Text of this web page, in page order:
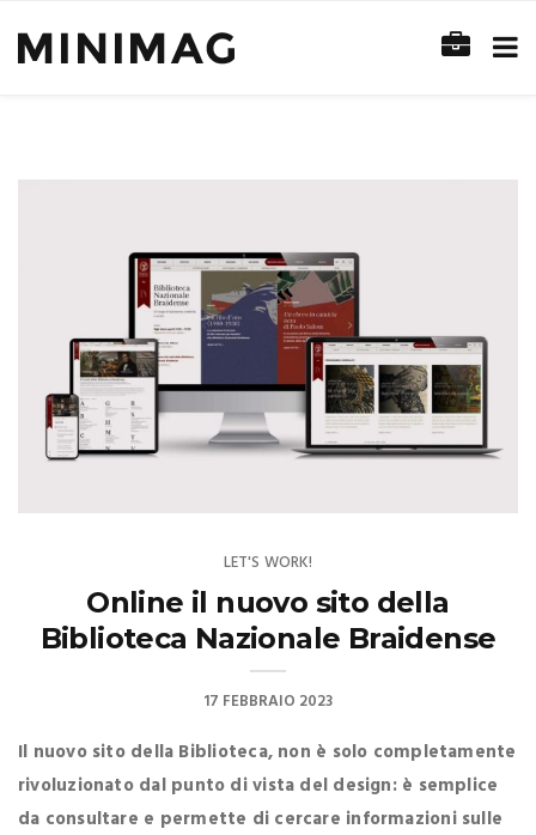
LET'S WORK!
Online il nuovo sito della
Biblioteca Nazionale Braidense
17 FEBBRAIO 2023
Il nuovo sito della Biblioteca, non è solo completamente
rivoluzionato dal punto di vista del design: è semplice
da consultare e permette di cercare informazioni sulle